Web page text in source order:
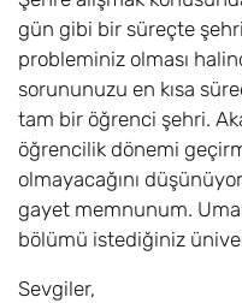
gün gibi bir süreçte
probleminiz olması
sorununuzu en kısa
tam bir öğrenci şehri.
öğrencilik dönemi
olmayacağını
gayet memnunum.
bölümü istediğiniz
Sevgiler,